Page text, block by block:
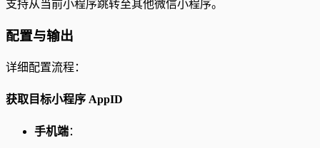
支持从当前小程序跳转至其他微信小程序。
配置与输出
详细配置流程：
获取目标小程序 AppID
手机端：